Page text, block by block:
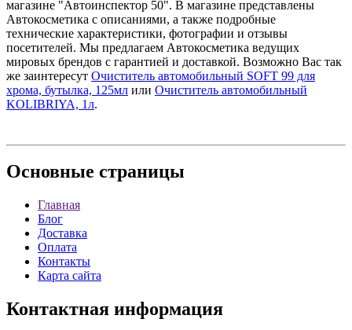
магазине "Автоинспектор 50". В магазине представлены
Автокосметика с описаниями, а также подробные
технические характеристики, фотографии и отзывы
посетителей. Мы предлагаем Автокосметика ведущих
мировых брендов с гарантией и доставкой. Возможно Вас так
же заинтересут Очиститель автомобильный SOFT 99 для
хрома, бутылка, 125мл или Очиститель автомобильный
KOLIBRIYA, 1л.
Основные страницы
Главная
Блог
Доставка
Оплата
Контакты
Карта сайта
Контактная информация